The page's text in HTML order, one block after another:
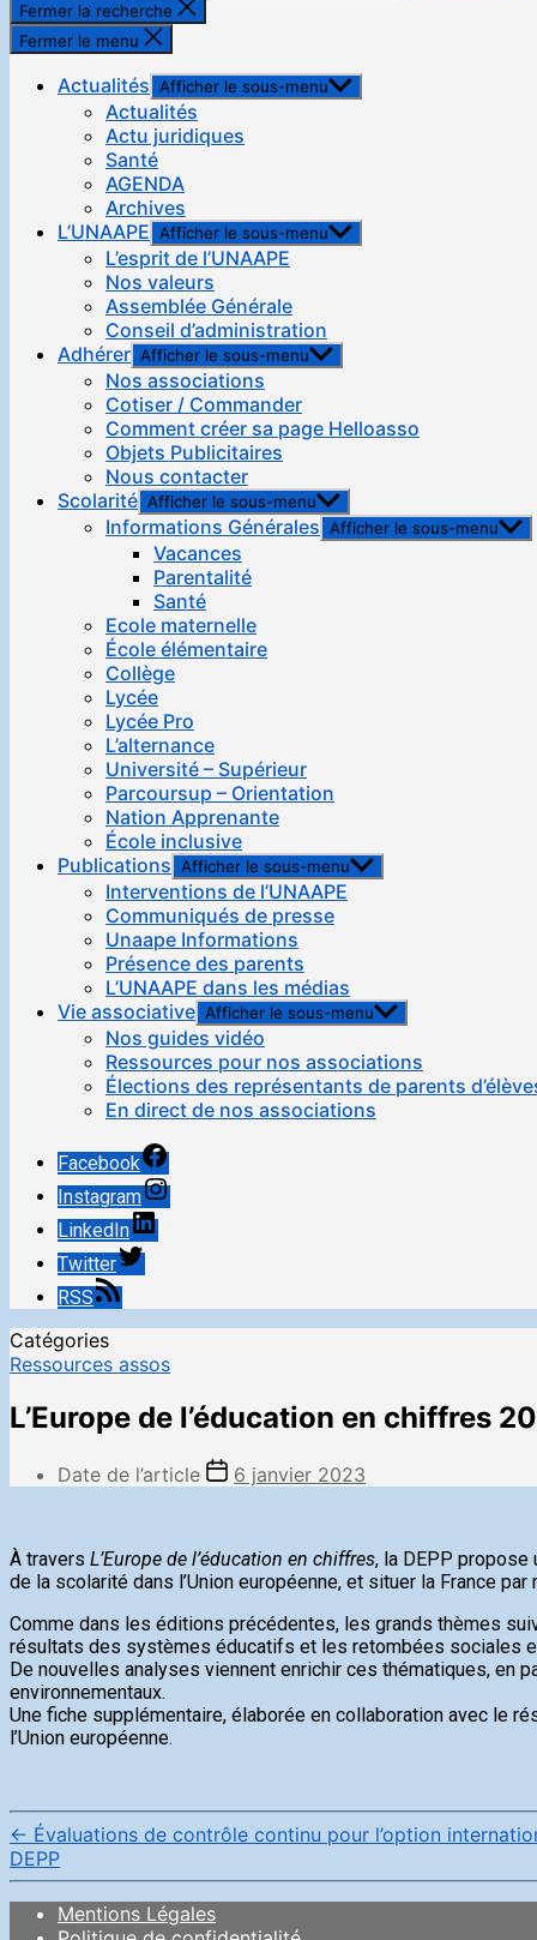
Fermer la recherche
Fermer le menu
Actualités Afficher le sous-menu
Actualités
Actu juridiques
Santé
AGENDA
Archives
L’UNAAPE Afficher le sous-menu
L’esprit de l’UNAAPE
Nos valeurs
Assemblée Générale
Conseil d’administration
Adhérer Afficher le sous-menu
Nos associations
Cotiser / Commander
Comment créer sa page Helloasso
Objets Publicitaires
Nous contacter
Scolarité Afficher le sous-menu
Informations Générales Afficher le sous-menu
Vacances
Parentalité
Santé
Ecole maternelle
École élémentaire
Collège
Lycée
Lycée Pro
L’alternance
Université – Supérieur
Parcoursup – Orientation
Nation Apprenante
École inclusive
Publications Afficher le sous-menu
Interventions de l’UNAAPE
Communiqués de presse
Unaape Informations
Présence des parents
L’UNAAPE dans les médias
Vie associative Afficher le sous-menu
Nos guides vidéo
Ressources pour nos associations
Élections des représentants de parents
En direct de nos associations
Facebook
Instagram
LinkedIn
Twitter
RSS
Catégories
Ressources assos
L’Europe de l’éducation en chiffres
Date de l’article 6 janvier 2023
À travers L’Europe de l’éducation en chiffres, la DEPP propose
de la scolarité dans l’Union européenne, et situer la France
Comme dans les éditions précédentes, les grands thèmes
résultats des systèmes éducatifs et les retombées sociales
De nouvelles analyses viennent enrichir ces thématiques, en
environnementaux.
Une fiche supplémentaire, élaborée en collaboration avec le
l’Union européenne.
← Évaluations de contrôle continu pour l’option
DEPP
Mentions Légales